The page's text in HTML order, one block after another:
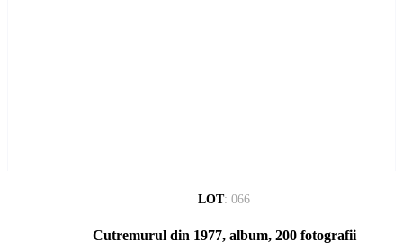
LOT: 066
Cutremurul din 1977, album, 200 fotografii